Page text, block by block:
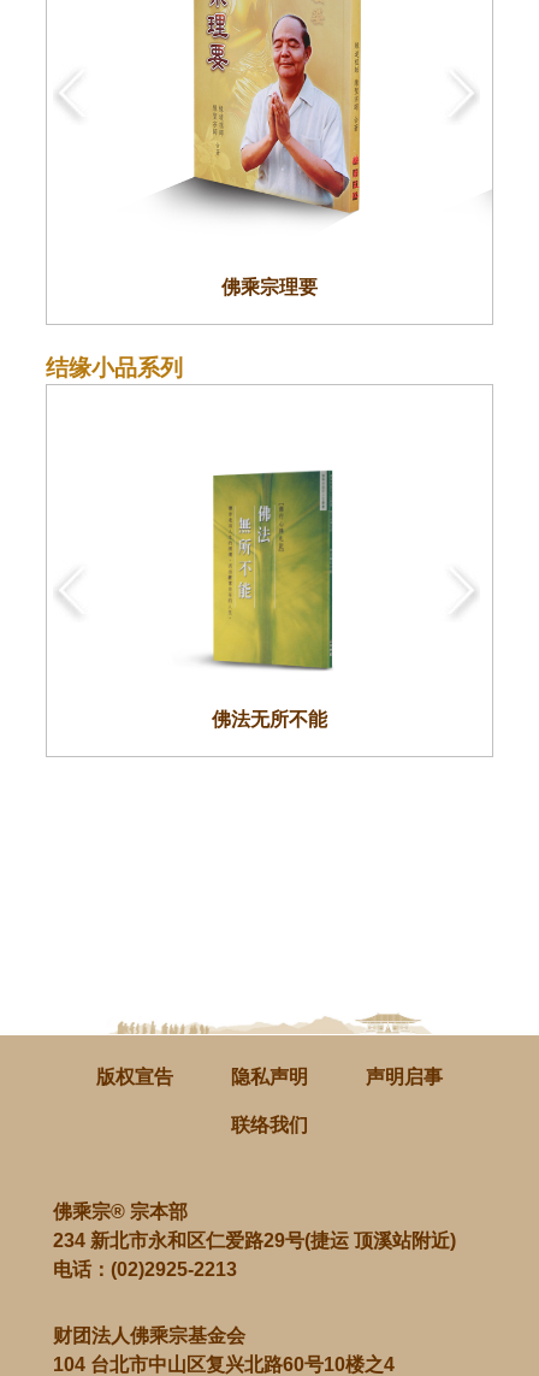
佛乘宗理要
结缘小品系列
佛法无所不能
版权宣告 隐私声明 声明启事
联络我们
佛乘宗® 宗本部
234 新北市永和区仁爱路29号(捷运 顶溪站附近)
电话： (02)2925-2213
财团法人佛乘宗基金会
104 台北市中山区复兴北路60号10楼之4